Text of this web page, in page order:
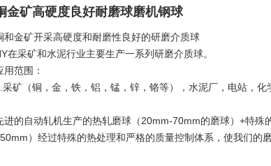
金矿高硬度良好耐磨球磨机钢球
和金矿开采高硬度和耐磨性良好的研磨介质球
在采矿和水泥行业主要生产一系列研磨介质球。
用范围：
采矿（铜，金，铁，铝，锰，锌，铬等），水泥厂，电站，化
进的自动轧机生产的热轧磨球（20mm-70mm的磨球）+特殊
）经过特殊的热处理和严格的质量控制体系，使我们的